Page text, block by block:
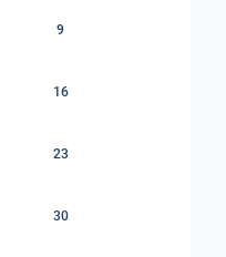
9
16
23
30